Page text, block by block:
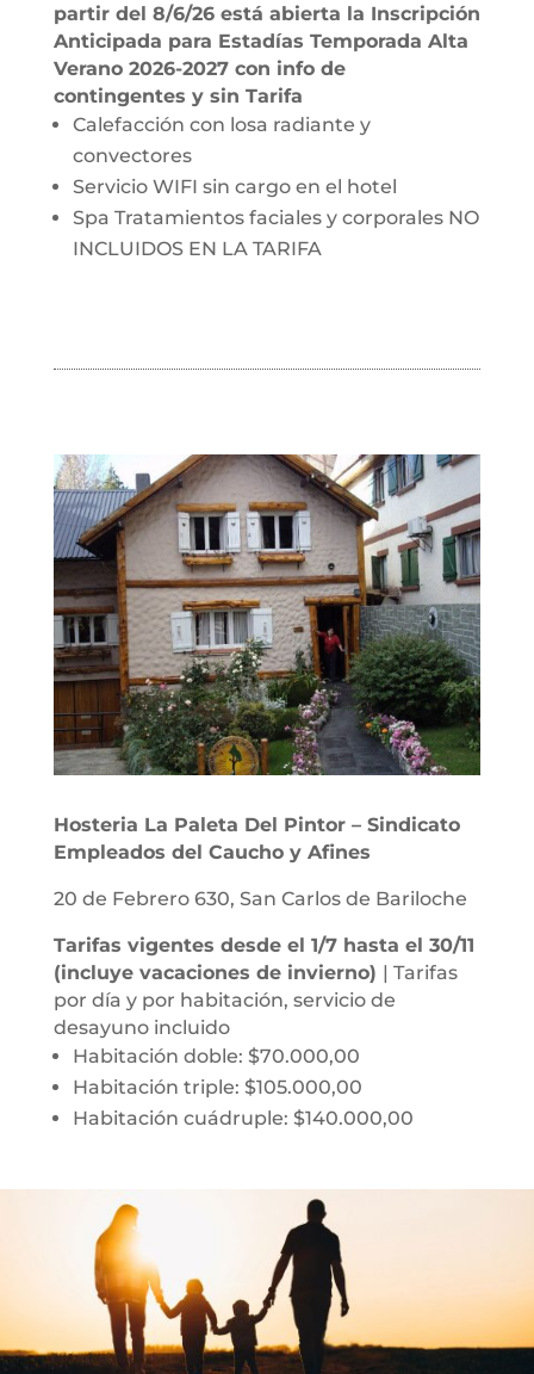
partir del 8/6/26 está abierta la Inscripción
Anticipada para Estadías Temporada Alta
Verano 2026-2027 con info de
contingentes y sin Tarifa
Calefacción con losa radiante y
convectores
Servicio WIFI sin cargo en el hotel
Spa Tratamientos faciales y corporales NO
INCLUIDOS EN LA TARIFA
Hosteria La Paleta Del Pintor – Sindicato
Empleados del Caucho y Afines
20 de Febrero 630, San Carlos de Bariloche
Tarifas vigentes desde el 1/7 hasta el 30/11
(incluye vacaciones de invierno) | Tarifas
por día y por habitación, servicio de
desayuno incluido
Habitación doble: $70.000,00
Habitación triple: $105.000,00
Habitación cuádruple: $140.000,00